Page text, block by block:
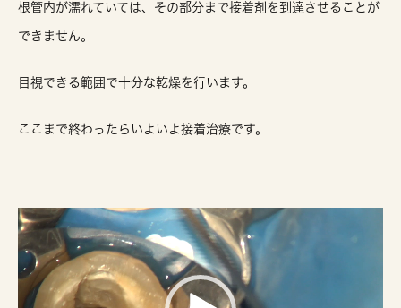
根管内が濡れていては、その部分まで接着剤を到達させることが
できません。
目視できる範囲で十分な乾燥を行います。
ここまで終わったらいよいよ接着治療です。
動
画
プ